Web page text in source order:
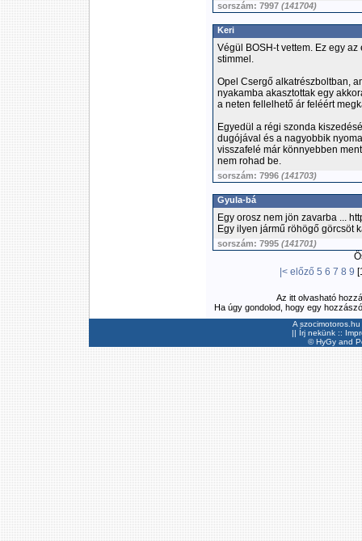
sorszám: 7997 (141704)
Keri
Végül BOSH-t vettem. Ez egy
stimmel.
Opel Csergő alkatrészboltban,
nyakamba akasztottak egy
a neten fellelhető ár feléért
Egyedül a régi szonda
dugójával és a nagyobbik
visszafelé már könnyebben
nem rohad be.
sorszám: 7996 (141703)
Gyula-bá
Egy orosz nem jön zavarba ...
Egy ilyen jármű röhögő görcsöt
sorszám: 7995 (141701)
|< előző 5 6 7 8 9
Az itt olvasható
Ha úgy gondolod, hogy egy
A
|| Írj nekünk ::
©HyGyand